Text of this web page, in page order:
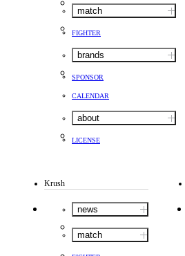
match
FIGHTER
brands
SPONSOR
CALENDAR
about
LICENSE
Krush
news
match